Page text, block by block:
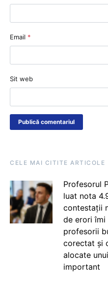
Email *
Sit web
CELE MAI CITITE ARTICOLE
Profesorul
luat nota
contestații
de erori îmi
profesorii
corectat și
alocate
important